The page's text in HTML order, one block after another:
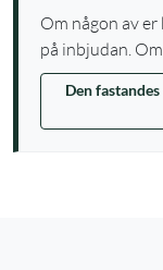
Om någon av
på inbjudan.
Den